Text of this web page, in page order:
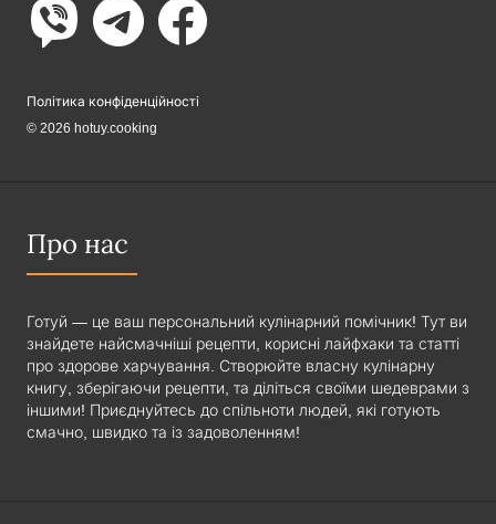
Політика конфіденційності
© 2026 hotuy.cooking
Про нас
Готуй — це ваш персональний кулінарний помічник! Тут ви
знайдете найсмачніші рецепти, корисні лайфхаки та статті
про здорове харчування. Створюйте власну кулінарну
книгу, зберігаючи рецепти, та діліться своїми шедеврами з
іншими! Приєднуйтесь до спільноти людей, які готують
смачно, швидко та із задоволенням!